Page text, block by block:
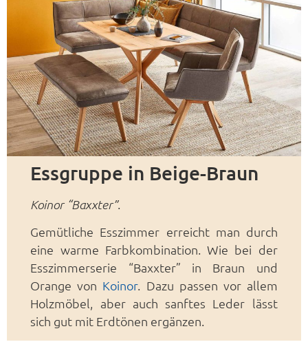
Essgruppe in Beige-Braun
Koinor “Baxxter”.
Gemütliche Esszimmer erreicht man durch
eine warme Farbkombination. Wie bei der
Esszimmerserie “Baxxter” in Braun und
Orange von Koinor. Dazu passen vor allem
Holzmöbel, aber auch sanftes Leder lässt
sich gut mit Erdtönen ergänzen.